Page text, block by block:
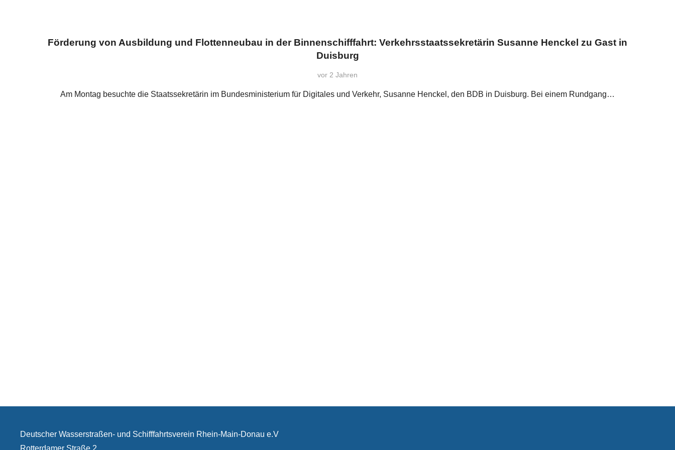
Förderung von Ausbildung und Flottenneubau in der Binnenschifffahrt: Verkehrsstaatssekretärin Susanne Henckel zu Gast in
Duisburg
vor 2 Jahren
Am Montag besuchte die Staatssekretärin im Bundesministerium für Digitales und Verkehr, Susanne Henckel, den BDB in Duisburg. Bei einem Rundgang…
Deutscher Wasserstraßen- und Schifffahrtsverein Rhein-Main-Donau e.V
Rotterdamer Straße 2